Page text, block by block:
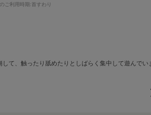
ご利用時期 :首すわり
て、触ったり舐めたりとしばらく集中して遊んで